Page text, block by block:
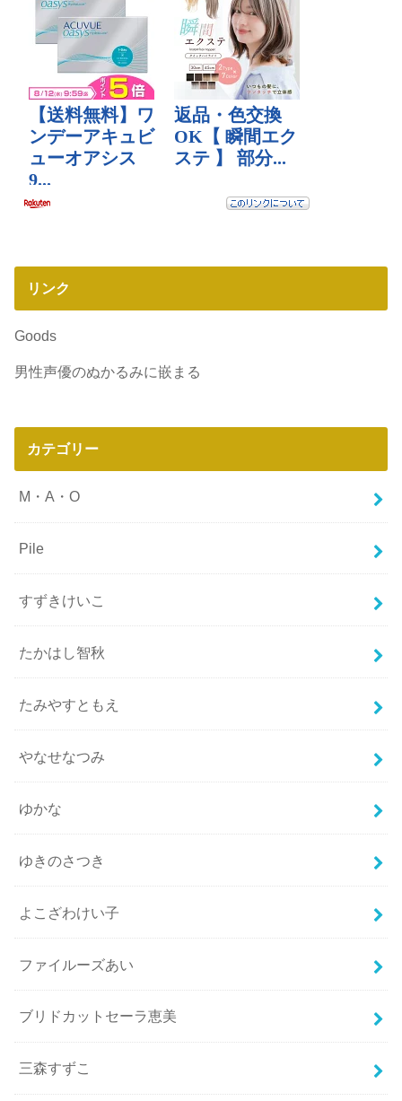
リンク
Goods
男性声優のぬかるみに嵌まる
カテゴリー
M・A・O
Pile
すずきけいこ
たかはし智秋
たみやすともえ
やなせなつみ
ゆかな
ゆきのさつき
よこざわけい子
ファイルーズあい
ブリドカットセーラ恵美
三森すずこ